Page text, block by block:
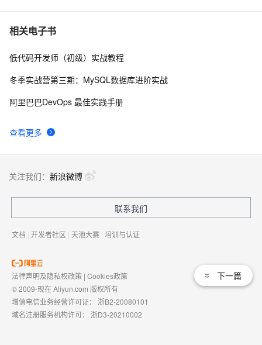
10
相关电子书
查看更多
低代码开发师（初级）实战教程
冬季实战营第三期：MySQL数据库进阶实战
阿里巴巴DevOps 最佳实践手册
下一篇
关注我们： 新浪微博
联系我们
文档 | 开发者社区 | 天池大赛 | 培训与认证
法律声明及隐私权政策 | Cookies政策
© 2009-现在 Aliyun.com 版权所有
增值电信业务经营许可证： 浙B2-20080101
域名注册服务机构许可： 浙D3-20210002